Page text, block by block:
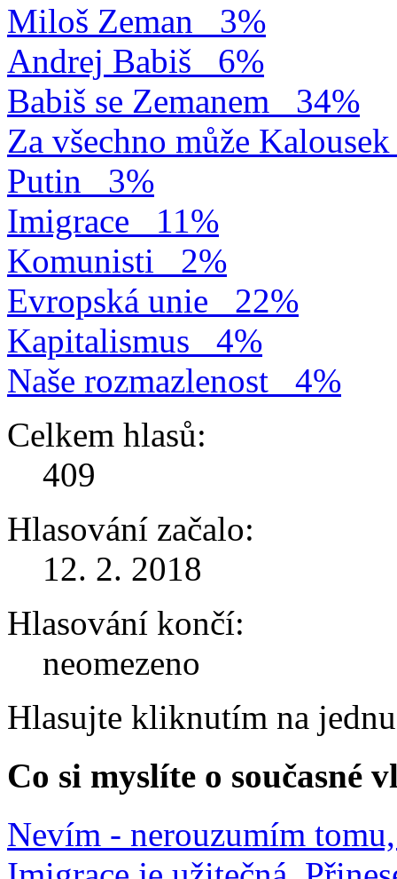
Miloš Zeman
3%
Andrej Babiš
6%
Babiš se Zemanem
34%
Za všechno může Kalousek
Putin
3%
Imigrace
11%
Komunisti
2%
Evropská unie
22%
Kapitalismus
4%
Naše rozmazlenost
4%
Celkem hlasů:
409
Hlasování začalo:
12. 2. 2018
Hlasování končí:
neomezeno
Hlasujte kliknutím na
Co si myslíte o současné
Nevím - nerouzumím